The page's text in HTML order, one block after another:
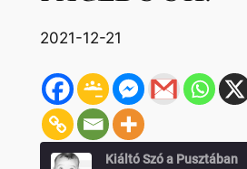
2021-12-21
Kiáltó Szó a Pusztában